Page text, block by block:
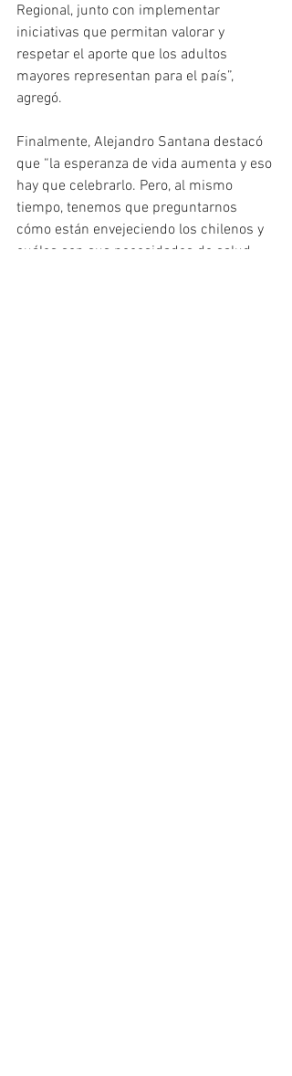
Regional, junto con implementar
iniciativas que permitan valorar y
respetar el aporte que los adultos
mayores representan para el país”,
agregó.
Finalmente, Alejandro Santana destacó
que “la esperanza de vida aumenta y eso
hay que celebrarlo. Pero, al mismo
tiempo, tenemos que preguntarnos
cómo están envejeciendo los chilenos y
cuáles son sus necesidades de salud,